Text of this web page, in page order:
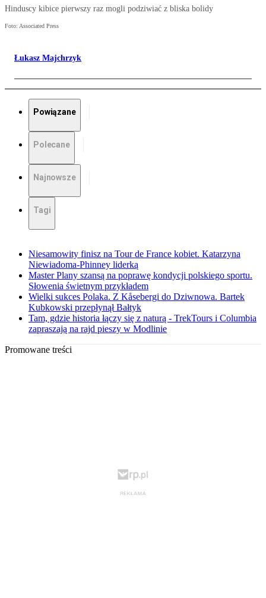
Hinduscy kibice pierwszy raz mogli podziwiać z bliska bolidy
Foto: Associated Press
Łukasz Majchrzyk
Powiązane
Polecane
Najnowsze
Tagi
Niesamowity finisz na Tour de France kobiet. Katarzyna
Niewiadoma-Phinney liderką
Master Plany szansą na poprawę kondycji polskiego sportu.
Słowenia świetnym przykładem
Wielki sukces Polaka. Z Kåsebergi do Dziwnowa. Bartek
Kubkowski przepłynął Bałtyk
Tam, gdzie historia łączy się z naturą - TrekTours i Columbia
zapraszają na rajd pieszy w Modlinie
Promowane treści